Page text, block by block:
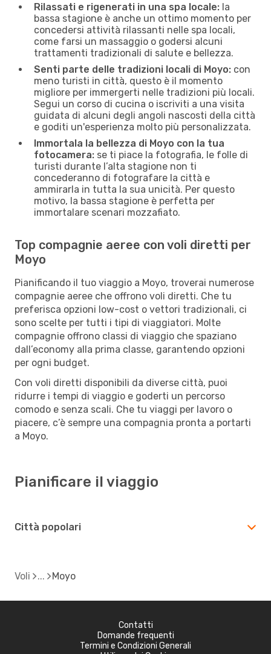
Rilassati e rigenerati in una spa locale: la
bassa stagione è anche un ottimo momento per
concedersi attività rilassanti nelle spa locali,
come farsi un massaggio o godersi alcuni
trattamenti tradizionali di salute e bellezza.
Senti parte delle tradizioni locali di Moyo: con
meno turisti in città, questo è il momento
migliore per immergerti nelle tradizioni più locali.
Segui un corso di cucina o iscriviti a una visita
guidata di alcuni degli angoli nascosti della città
e goditi un'esperienza molto più personalizzata.
Immortala la bellezza di Moyo con la tua
fotocamera: se ti piace la fotografia, le folle di
turisti durante l’alta stagione non ti
concederanno di fotografare la città e
ammirarla in tutta la sua unicità. Per questo
motivo, la bassa stagione è perfetta per
immortalare scenari mozzafiato.
Top compagnie aeree con voli diretti per
Moyo
Pianificando il tuo viaggio a Moyo, troverai numerose
compagnie aeree che offrono voli diretti. Che tu
preferisca opzioni low-cost o vettori tradizionali, ci
sono scelte per tutti i tipi di viaggiatori. Molte
compagnie offrono classi di viaggio che spaziano
dall’economy alla prima classe, garantendo opzioni
per ogni budget.
Con voli diretti disponibili da diverse città, puoi
ridurre i tempi di viaggio e goderti un percorso
comodo e senza scali. Che tu viaggi per lavoro o
piacere, c’è sempre una compagnia pronta a portarti
a Moyo.
Pianificare il viaggio
Città popolari
Voli Moyo
Contatti
Domande frequenti
Termini e Condizioni Generali